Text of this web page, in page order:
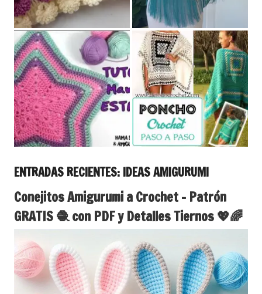
ENTRADAS RECIENTES: IDEAS AMIGURUMI
Conejitos Amigurumi a Crochet – Patrón
GRATIS 🧶 con PDF y Detalles Tiernos 💖🌈